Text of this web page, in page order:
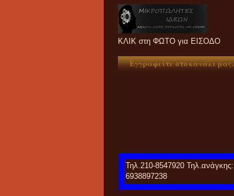
ΚΛΙΚ στη ΦΩΤΟ για ΕΙΣΟΔΟ
Εγγραφείτε στο κανάλι μας.
Τηλ.210-8547920 Τηλ.ανάγκης:
6938897238